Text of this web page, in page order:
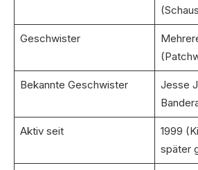
Geschwister
Bekannte Geschwister
Jesse
Aktiv seit
1999
später